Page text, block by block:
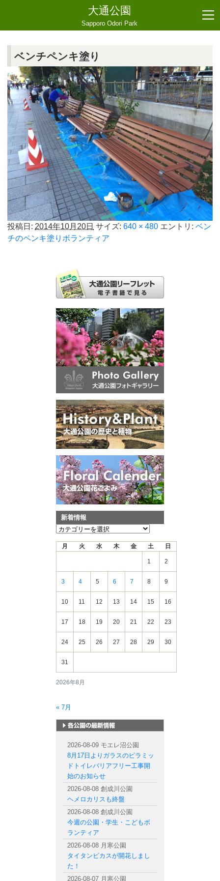
大通公園
Sapporo Odori Park
ベンチペンキ塗り
投稿日: 2014年10月20日 サイズ: 640 × 480 エントリ: ベン
チのペンキ塗りボランティア
新着情報
新
2026年8月
月 火 水 木 金 土 日
1 2
3 4 5 6 7 8 9
10 11 12 13 14 15 16
17 18 19 20 21 22 23
24 25 26 27 28 29 30
31
« 7月
2026-08-09 モエレ沼公園
8月17日よりガラスのピラミッ
ドトイレバリアフリー工事開
始のお知らせ
2026-08-08 創成川公園
ヘメロカリスも終盤
2026-08-08 創成川公園
今週の公園・学生・こどもボ
ランティア
2026-08-08 月寒公園
タイタンビカスが開花しまし
た！
2026-08-07 月寒公園